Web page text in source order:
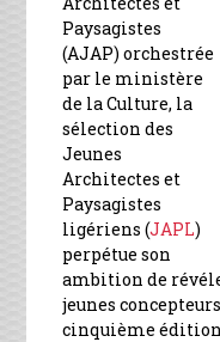
Paysagistes
(AJAP) orchestrée
par le ministère
de la Culture, la
sélection des
Jeunes
Architectes et
Paysagistes
ligériens (JAPL)
perpétue son
ambition de
jeunes
cinquième